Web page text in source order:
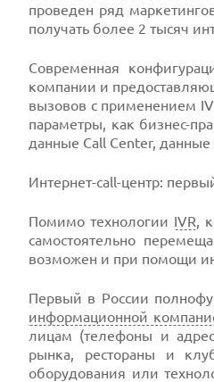
проведен ряд
получать более 2 тысяч
Современная
компании и
вызовов с применением
параметры, как бизнес-
данные Call Center,
Интернет-сall-центр:
Помимо технологии IVR,
самостоятельно
возможен и при помощи
Первый в России
информационной
лицам (телефоны и
рынка, рестораны и
оборудования или